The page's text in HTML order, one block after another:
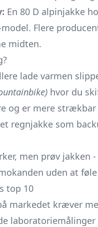
En 80 D alpinjakke
Flere
midten.
lade varmen
hvor du
og er mere
regnjakke som
men prøv jakken
uden at
top 10
markedet kræver